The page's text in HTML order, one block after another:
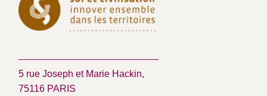
5 rue Joseph et Marie Hackin,
75116 PARIS